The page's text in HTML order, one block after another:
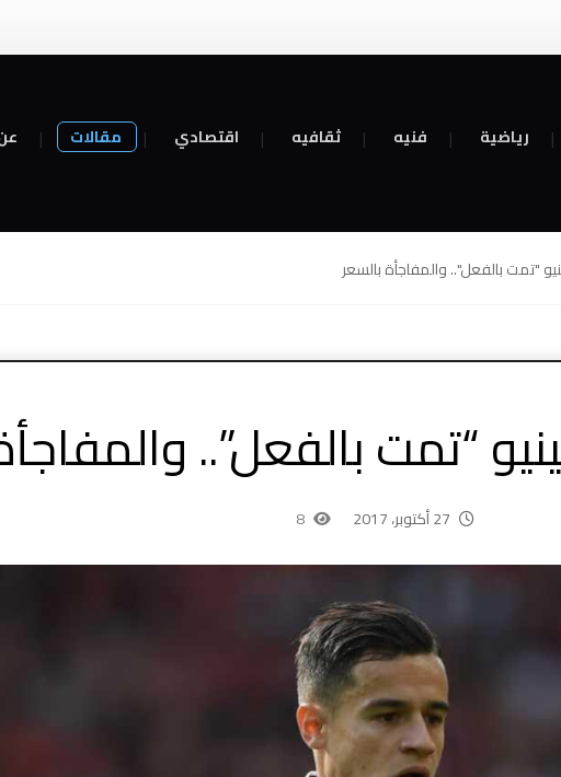
رياضية فنيه ثقافيه اقتصادي مقالات
"تمت بالفعل".. والمفاجأة بالسعر
“تمت بالفعل”..
27 أكتوبر، 2017 8